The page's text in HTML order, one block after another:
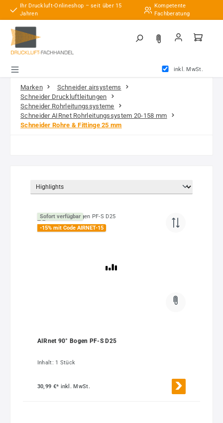
Zum Hauptinhalt springen
Ihr Druckluft-Onlineshop – seit über 15
Jahren
Kompetente
Fachberatung
inkl. MwSt.
Marken
Schneider airsystems
Schneider Druckluftleitungen
Schneider Rohrleitungssysteme
Schneider AIRnet Rohrleitungssystem 20-158 mm
Schneider Rohre & Fittinge 25 mm
Sofort verfügbar
-15% mit Code AIRNET-15
AIRnet 90° Bogen PF-S D25
Inhalt: 1 Stück
30,99 €* inkl. MwSt.